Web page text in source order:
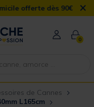
dès 90€ ×
0
de Cannes
L165cm